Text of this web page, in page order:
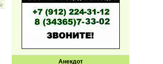
Анекдот